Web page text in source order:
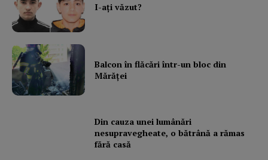
I-aţi văzut?
Balcon în flăcări într-un bloc din
Mărăţei
Din cauza unei lumânări
nesupravegheate, o bătrână a rămas
fără casă